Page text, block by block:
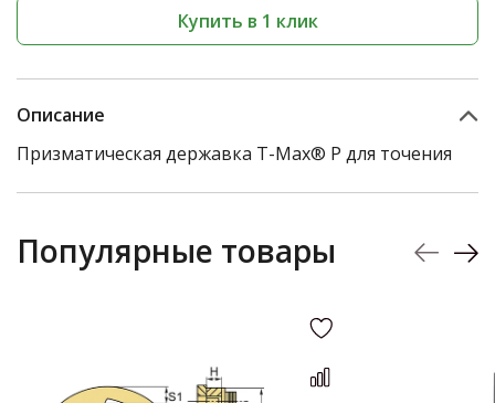
Купить в 1 клик
Описание
Призматическая державка T-Max® P для точения
Популярные товары